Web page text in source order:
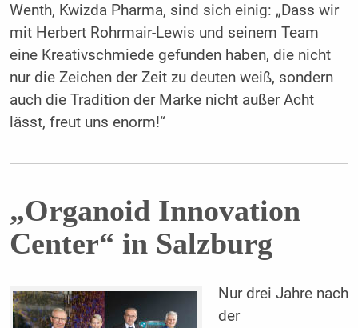
Wenth, Kwizda Pharma, sind sich einig: „Dass wir
mit Herbert Rohrmair-Lewis und seinem Team
eine Kreativschmiede gefunden haben, die nicht
nur die Zeichen der Zeit zu deuten weiß, sondern
auch die Tradition der Marke nicht außer Acht
lässt, freut uns enorm!“
„Organoid Innovation
Center“ in Salzburg
Nur drei Jahre nach
der